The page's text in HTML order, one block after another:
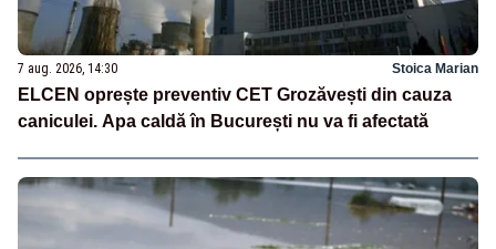
7 aug. 2026, 14:30 Stoica Marian
ELCEN oprește preventiv CET Grozăvești din cauza
caniculei. Apa caldă în București nu va fi afectată